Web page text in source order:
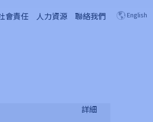
會責任 人力資源 聯絡我們 English
詳細